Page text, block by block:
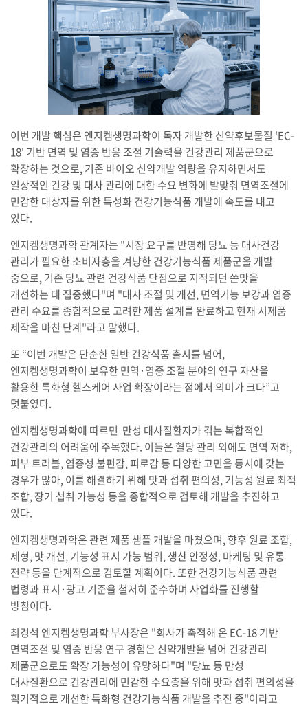
이번 개발 핵심은 엔지켐생명과학이 독자 개발한 신약후보물질 'EC-
18' 기반 면역 및 염증 반응 조절 기술력을 건강관리 제품군으로
확장하는 것으로, 기존 바이오 신약개발 역량을 유지하면서도
일상적인 건강 및 대사 관리에 대한 수요 변화에 발맞춰 면역조절에
민감한 대상자를 위한 특성화 건강기능식품 개발에 속도를 내고
있다.
엔지켐생명과학 관계자는 "시장 요구를 반영해 당뇨 등 대사건강
관리가 필요한 소비자층을 겨냥한 건강기능식품 제품군을 개발
중으로, 기존 당뇨 관련 건강식품 단점으로 지적되던 쓴맛을
개선하는 데 집중했다"며 "대사 조절 및 개선, 면역기능 보강과 염증
관리 수요를 종합적으로 고려한 제품 설계를 완료하고 현재 시제품
제작을 마친 단계"라고 말했다.
또 “이번 개발은 단순한 일반 건강식품 출시를 넘어,
엔지켐생명과학이 보유한 면역·염증 조절 분야의 연구 자산을
활용한 특화형 헬스케어 사업 확장이라는 점에서 의미가 크다”고
덧붙였다.
엔지켐생명과학에 따르면 만성 대사질환자가 겪는 복합적인
건강관리의 어려움에 주목했다. 이들은 혈당 관리 외에도 면역 저하,
피부 트러블, 염증성 불편감, 피로감 등 다양한 고민을 동시에 갖는
경우가 많아, 이를 해결하기 위해 맛과 섭취 편의성, 기능성 원료 최적
조합, 장기 섭취 가능성 등을 종합적으로 검토해 개발을 추진하고
있다.
엔지켐생명과학은 관련 제품 샘플 개발을 마쳤으며, 향후 원료 조합,
제형, 맛 개선, 기능성 표시 가능 범위, 생산 안정성, 마케팅 및 유통
전략 등을 단계적으로 검토할 계획이다. 또한 건강기능식품 관련
법령과 표시·광고 기준을 철저히 준수하며 사업화를 진행할
방침이다.
최경석 엔지켐생명과학 부사장은 "회사가 축적해 온 EC-18 기반
면역조절 및 염증 반응 연구 경험은 신약개발을 넘어 건강관리
제품군으로도 확장 가능성이 유망하다"며 "당뇨 등 만성
대사질환으로 건강관리에 민감한 수요층을 위해 맛과 섭취 편의성을
획기적으로 개선한 특화형 건강기능식품 개발을 추진 중"이라고